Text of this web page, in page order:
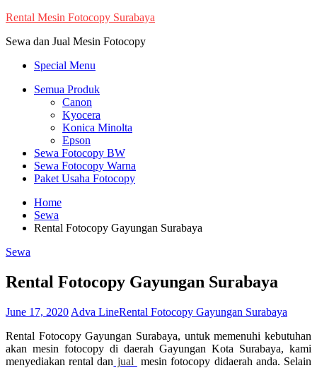
Skip
content
Rental Mesin Fotocopy Surabaya
Sewa dan Jual Mesin Fotocopy
Special Menu
Semua Produk
Canon
Kyocera
Konica Minolta
Epson
Sewa Fotocopy BW
Sewa Fotocopy Warna
Paket Usaha Fotocopy
Home
Sewa
Rental Fotocopy Gayungan Surabaya
Sewa
Rental Fotocopy Gayungan Surabaya
June 17, 2020 Adva LineRental Fotocopy Gayungan Surabaya
Rental Fotocopy Gayungan Surabaya, untuk memenuhi kebutuhan
akan mesin fotocopy di daerah Gayungan Kota Surabaya, kami
menyediakan rental dan jual
mesin fotocopy didaerah anda. Selain